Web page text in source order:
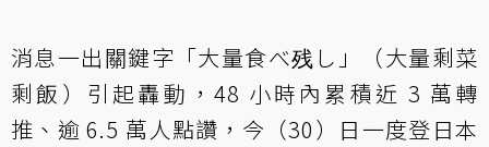
消息一出關鍵字「大量食べ残し」（大量剩菜
剩飯）引起轟動，48 小時內累積近 3 萬轉
推、逾 6.5 萬人點讚，今（30）日一度登日本